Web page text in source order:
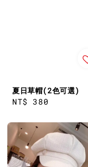
夏日草帽(2色可選)
Regular
NT$ 380